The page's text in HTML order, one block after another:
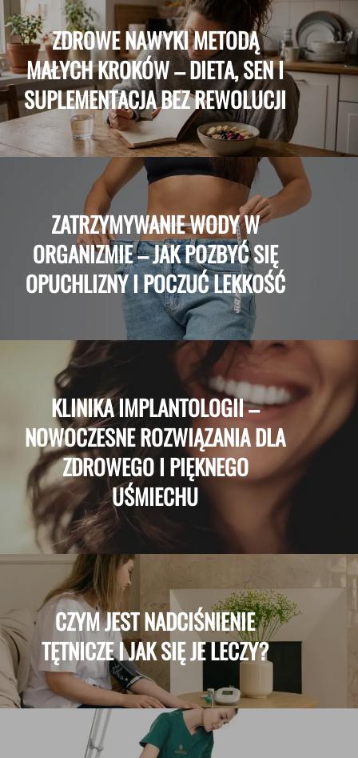
ZDROWE NAWYKI METODĄ
MAŁYCH KROKÓW – DIETA, SEN I
SUPLEMENTACJA BEZ REWOLUCJI
ZATRZYMYWANIE WODY W
ORGANIZMIE – JAK POZBYĆ SIĘ
OPUCHLIZNY I POCZUĆ LEKKOŚĆ
KLINIKA IMPLANTOLOGII –
NOWOCZESNE ROZWIĄZANIA DLA
ZDROWEGO I PIĘKNEGO
UŚMIECHU
CZYM JEST NADCIŚNIENIE
TĘTNICZE I JAK SIĘ JE LECZY?